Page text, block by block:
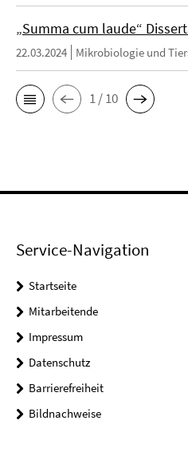
„Summa cum laude“
22.03.2024 Mikrobiologie und
1 / 10
Service-Navigation
Startseite
Mitarbeitende
Impressum
Datenschutz
Barrierefreiheit
Bildnachweise